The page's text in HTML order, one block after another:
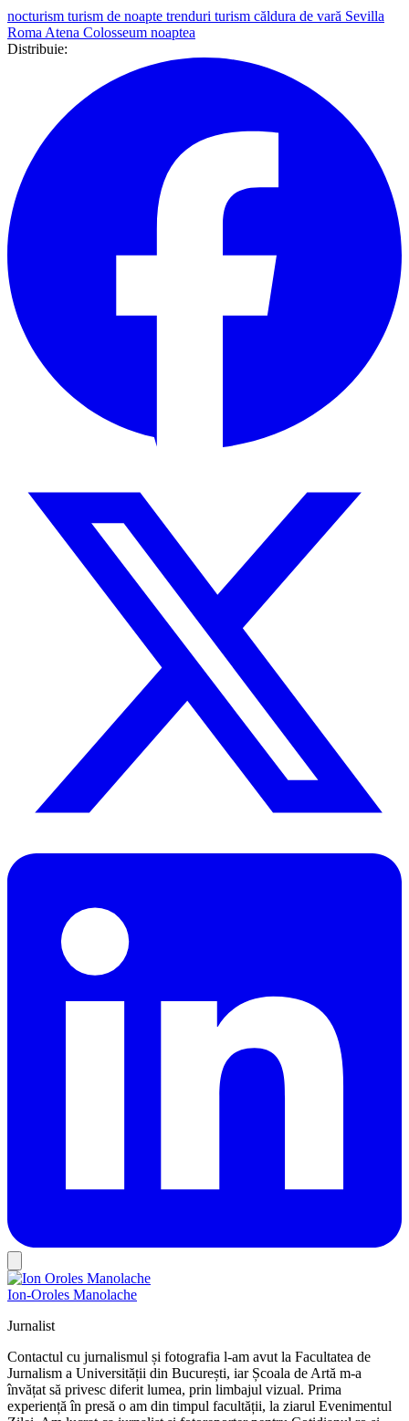
nocturism turism de noapte trenduri turism căldura de vară Sevilla
Roma Atena Colosseum noaptea
Distribuie:
Ion-Oroles Manolache
Jurnalist
Contactul cu jurnalismul și fotografia l-am avut la Facultatea de
Jurnalism a Universității din București, iar Școala de Artă m-a
învățat să privesc diferit lumea, prin limbajul vizual. Prima
experiență în presă o am din timpul facultății, la ziarul Evenimentul